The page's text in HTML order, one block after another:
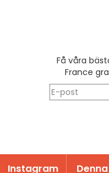
Få våra
France
Instagram